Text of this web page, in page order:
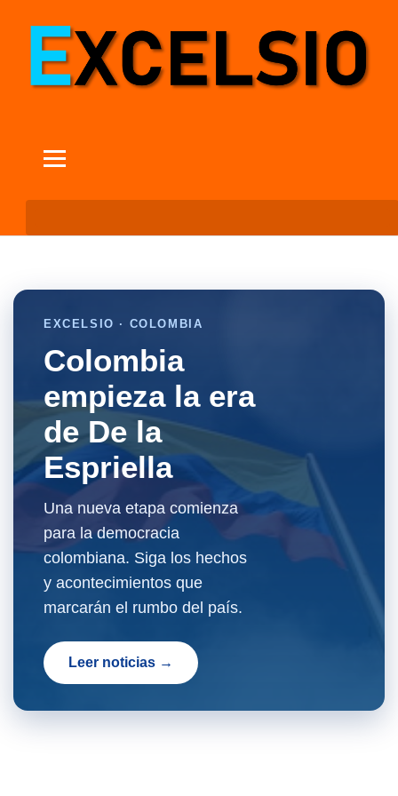
EXCELSIO · COLOMBIA
Colombia
empieza la era
de De la
Espriella
Una nueva etapa comienza
para la democracia
colombiana. Siga los hechos
y acontecimientos que
marcarán el rumbo del país.
Leer noticias →